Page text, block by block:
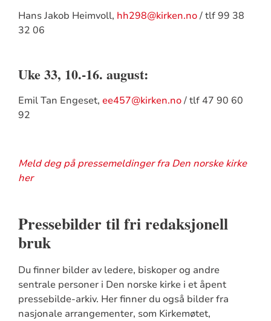
Hans Jakob Heimvoll, hh298@kirken.no/ tlf 99 38
32 06
Uke 33, 10.-16. august:
Emil Tan Engeset, ee457@kirken.no/ tlf 47 90 60
92
Meld deg på pressemeldinger fra Den norske kirke
her
Pressebilder til fri redaksjonell
bruk
Du finner bilder av ledere, biskoper og andre
sentrale personer i Den norske kirke i et åpent
pressebilde-arkiv. Her finner du også bilder fra
nasjonale arrangementer, som Kirkemøtet,